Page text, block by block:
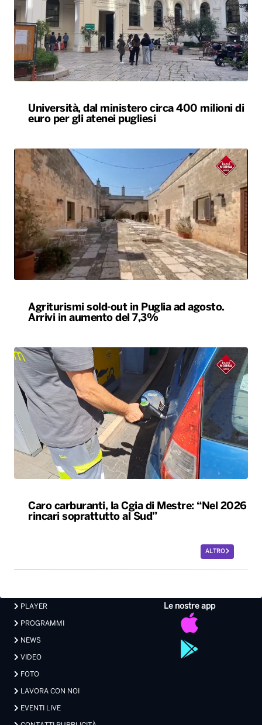
Università, dal ministero circa 400 milioni di
euro per gli atenei pugliesi
Agriturismi sold-out in Puglia ad agosto.
Arrivi in aumento del 7,3%
Caro carburanti, la Cgia di Mestre: “Nel 2026
rincari soprattutto al Sud”
ALTRO
Le nostre app
PLAYER
PROGRAMMI
NEWS
VIDEO
FOTO
LAVORA CON NOI
EVENTI LIVE